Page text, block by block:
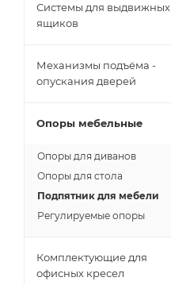
Системы для выдвижных
ящиков
Механизмы подъёма -
опускания дверей
Опоры мебельные
Опоры для диванов
Опоры для стола
Подпятник для мебели
Регулируемые опоры
Комплектующие для
офисных кресел